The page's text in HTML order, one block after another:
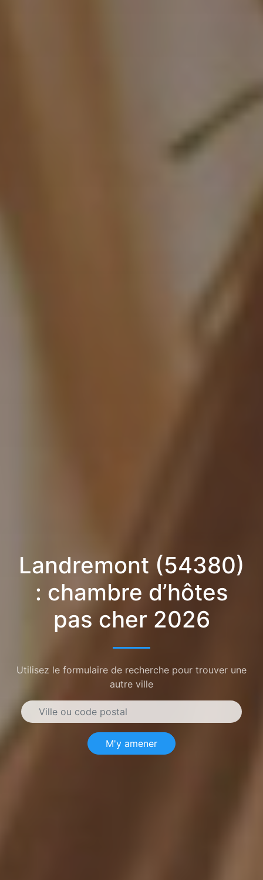
Landremont (54380)
: chambre d’hôtes
pas cher 2026
Utilisez le formulaire de recherche pour trouver une
autre ville
M'y amener